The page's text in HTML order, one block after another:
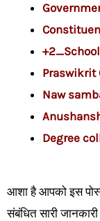
+2_School
Praswikrit
Naw
Degree
आशा है आपको इस
संबंधित सारी